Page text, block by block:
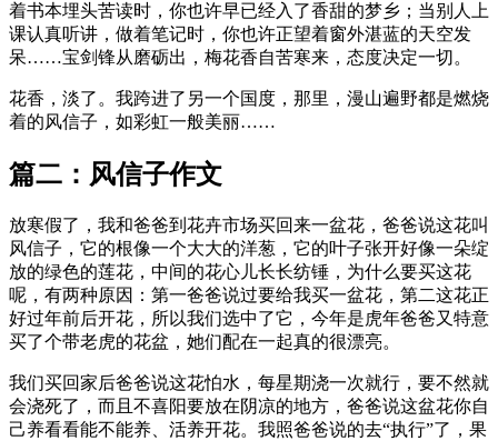
着书本埋头苦读时，你也许早已经入了香甜的梦乡；当别人上
课认真听讲，做着笔记时，你也许正望着窗外湛蓝的天空发
呆……宝剑锋从磨砺出，梅花香自苦寒来，态度决定一切。
花香，淡了。我跨进了另一个国度，那里，漫山遍野都是燃烧
着的风信子，如彩虹一般美丽……
篇二：风信子作文
放寒假了，我和爸爸到花卉市场买回来一盆花，爸爸说这花叫
风信子，它的根像一个大大的洋葱，它的叶子张开好像一朵绽
放的绿色的莲花，中间的花心儿长长纺锤，为什么要买这花
呢，有两种原因：第一爸爸说过要给我买一盆花，第二这花正
好过年前后开花，所以我们选中了它，今年是虎年爸爸又特意
买了个带老虎的花盆，她们配在一起真的很漂亮。
我们买回家后爸爸说这花怕水，每星期浇一次就行，要不然就
会浇死了，而且不喜阳要放在阴凉的地方，爸爸说这盆花你自
己养看看能不能养、活养开花。我照爸爸说的去“执行”了，果